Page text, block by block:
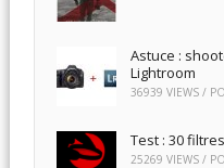
Astuce :
Lightroom
36939 VIEWS /
Test : 30
25269 VIEWS /